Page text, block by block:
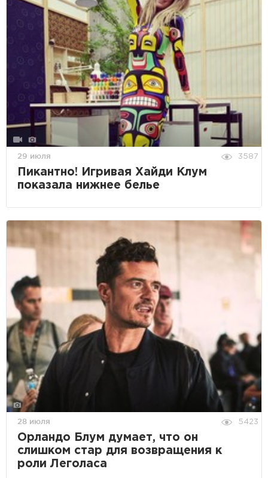
29 июля 3587
Пикантно! Игривая Хайди Клум
показала нижнее белье
28 июля 5423
Орландо Блум думает, что он
слишком стар для возвращения к
роли Леголаса